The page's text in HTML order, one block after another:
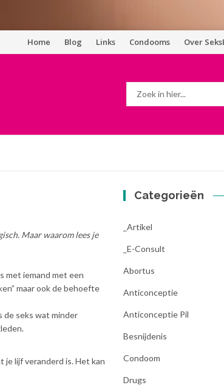
Spring
Home Blog Links Condooms Over
Maar waarom lees je
met iemand met een
maar ook de behoefte
de seks wat minder
je lijf veranderd is. Het kan
Categorieën
_Artikel
_E-Consult
Abortus
Anticonceptie
Anticonceptie Pil
Besnijdenis
Condoom
Drugs